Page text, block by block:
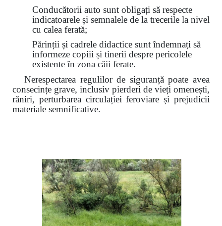
Conducătorii auto sunt obligați să respecte
indicatoarele și semnalele de la trecerile la nivel
cu calea ferată;
Părinții și cadrele didactice sunt îndemnați să
informeze copiii și tinerii despre pericolele
existente în zona căii ferate.
Nerespectarea regulilor de siguranță poate avea
consecințe grave, inclusiv pierderi de vieți omenești,
răniri, perturbarea circulației feroviare și prejudicii
materiale semnificative.